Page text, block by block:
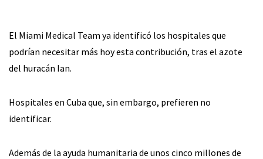
El Miami Medical Team ya identificó los hospitales que
podrían necesitar más hoy esta contribución, tras el azote
del huracán Ian.
Hospitales en Cuba que, sin embargo, prefieren no
identificar.
Además de la ayuda humanitaria de unos cinco millones de